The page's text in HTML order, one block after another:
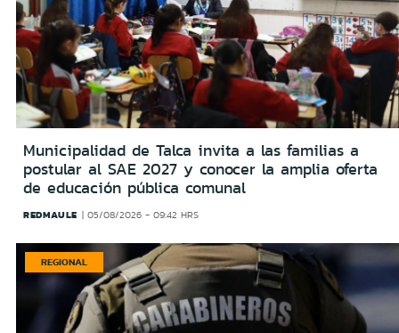
Municipalidad de Talca invita a las familias a
postular al SAE 2027 y conocer la amplia oferta
de educación pública comunal
REDMAULE 05/08/2026 - 09:42 HRS
REGIONAL